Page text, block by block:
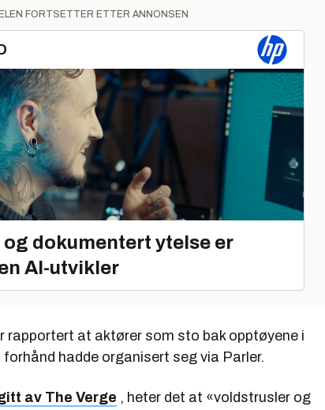
FORTSETTER ETTER ANNONSEN
dokumentert ytelse er
AI-utvikler
rapportert at aktører som sto bak opptøyene i
hadde organisert seg via Parler.
av The Verge , heter det at «voldstrusler og